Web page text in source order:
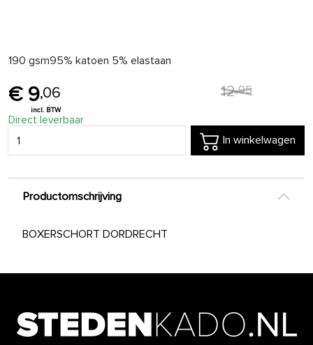
190 gsm95% katoen 5% elastaan
9,06 12,95
Direct leverbaar
In winkelwagen
Productomschrijving
BOXERSCHORT DORDRECHT